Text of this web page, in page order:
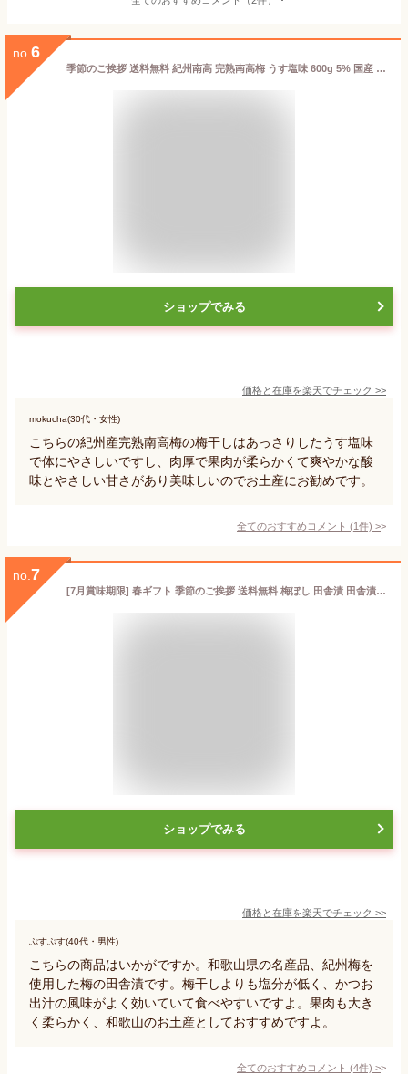
no. 6
季節のご挨拶 送料無料 紀州南高 完熟南高梅 うす塩味 600g 5% 国産 高級 中田食品 和歌山 うめぼし ギフト プレゼント 贈り物 熨斗可能 常温 贈答用 退院 祝い 法事 内祝い かわいい おしゃれ 贈答用 出産 結婚 引き出物 香典返し お土産 手土産 減塩
ショップでみる
価格と在庫を楽天でチェック >>
mokucha(30代・女性)
こちらの紀州産完熟南高梅の梅干しはあっさりしたうす塩味
で体にやさしいですし、肉厚で果肉が柔らかくて爽やかな酸
味とやさしい甘さがあり美味しいのでお土産にお勧めです。
全てのおすすめコメント (1件) >
no. 7
[7月賞味期限] 春ギフト 季節のご挨拶 送料無料 梅ぼし 田舎漬 田舎漬け 450g 11% 大粒 A級 Aランク 国産 高級 中田食品 和歌山 うめぼし ギフト プレゼント 贈り物 常温 贈答用 退院 祝い 法事 内祝い かわいい おしゃれ 贈答用 出産 結婚 引き出物 香典返し お土産 手土産
ショップでみる
価格と在庫を楽天でチェック >>
ぷすぷす(40代・男性)
こちらの商品はいかがですか。和歌山県の名産品、紀州梅を
使用した梅の田舎漬です。梅干しよりも塩分が低く、かつお
出汁の風味がよく効いていて食べやすいですよ。果肉も大き
く柔らかく、和歌山のお土産としておすすめですよ。
全てのおすすめコメント (4件) >